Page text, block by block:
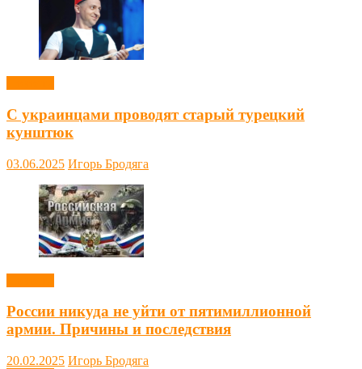
С украинцами проводят старый турецкий
кунштюк
03.06.2025 Игорь Бродяга
России никуда не уйти от пятимиллионной
армии. Причины и последствия
20.02.2025 Игорь Бродяга